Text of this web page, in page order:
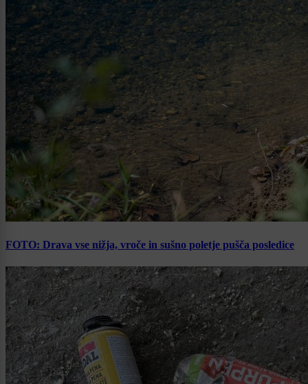
FOTO: Drava vse nižja, vroče in sušno poletje pušča posledice